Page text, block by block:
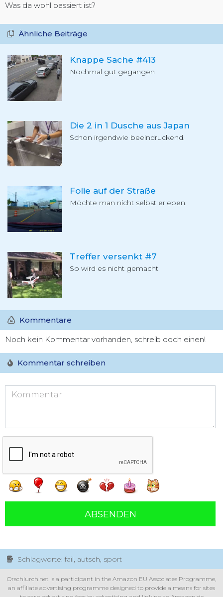
Was da wohl passiert ist?
Ähnliche Beiträge
Knappe Sache #413
Nochmal gut gegangen
Die 2 in 1 Dusche aus Japan
Schon irgendwie beeindruckend.
Folie auf der Straße
Möchte man nicht selbst erleben.
Treffer versenkt #7
So wird es nicht gemacht
Kommentare
Noch kein Kommentar vorhanden, schreib doch einen!
Kommentar schreiben
ABSENDEN
Schlagworte: fail, autsch, sport
Orschlurch.net is a participant in the Amazon EU Associates Programme,
an affiliate advertising programme designed to provide a means for sites